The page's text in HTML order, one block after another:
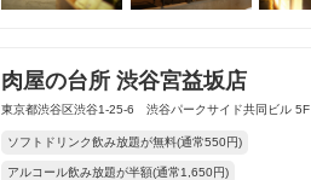
肉屋の台所 渋谷宮益坂店
東京都渋谷区渋谷1-25-6 渋谷パークサイド共同ビル 5F
ソフトドリンク飲み放題が無料(通常550円)
アルコール飲み放題が半額(通常1,650円)